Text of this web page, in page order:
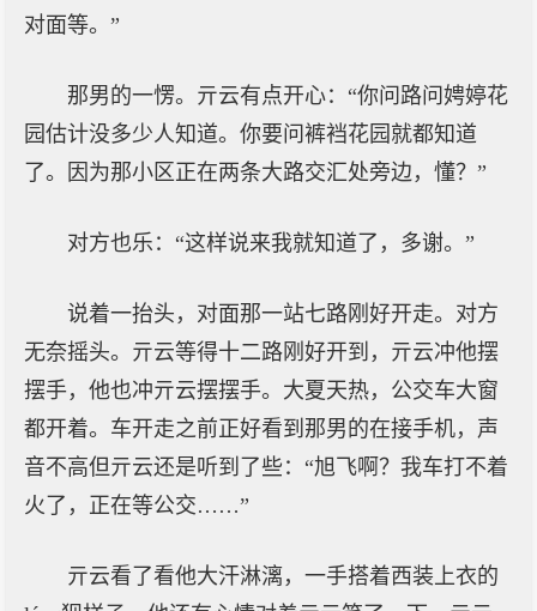
对面等。”
那男的一愣。亓云有点开心：“你问路问娉婷花
园估计没多少人知道。你要问裤裆花园就都知道
了。因为那小区正在两条大路交汇处旁边，懂？”
对方也乐：“这样说来我就知道了，多谢。”
说着一抬头，对面那一站七路刚好开走。对方
无奈摇头。亓云等得十二路刚好开到，亓云冲他摆
摆手，他也冲亓云摆摆手。大夏天热，公交车大窗
都开着。车开走之前正好看到那男的在接手机，声
音不高但亓云还是听到了些：“旭飞啊？我车打不着
火了，正在等公交……”
亓云看了看他大汗淋漓，一手搭着西装上衣的